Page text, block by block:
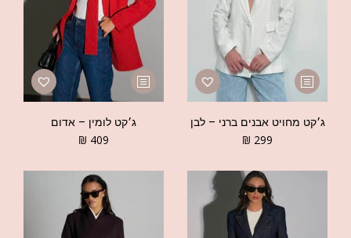
ג׳קט מחויט אבנים ברני – לבן
₪ 299
ג׳קט לומין – אדום
₪ 409